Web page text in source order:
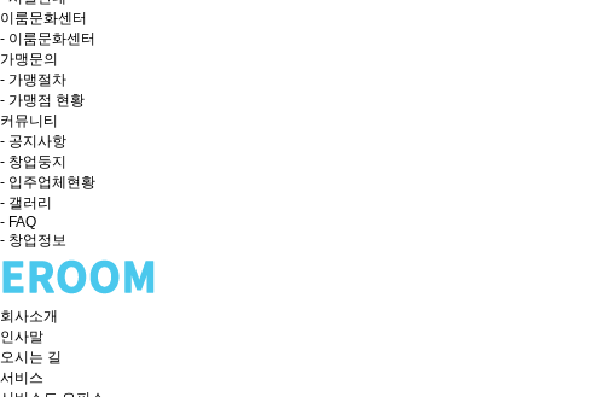
이룸문화센터
- 이룸문화센터
가맹문의
- 가맹절차
- 가맹점 현황
커뮤니티
- 공지사항
- 창업둥지
- 입주업체현황
- 갤러리
- FAQ
- 창업정보
회사소개
인사말
오시는 길
서비스